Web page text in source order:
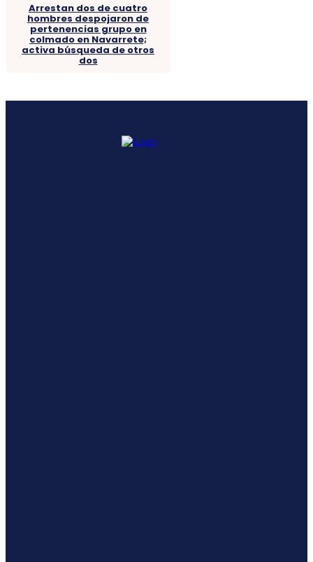
Arrestan dos de cuatro
hombres despojaron de
pertenencias grupo en
colmado en Navarrete;
activa búsqueda de otros
dos